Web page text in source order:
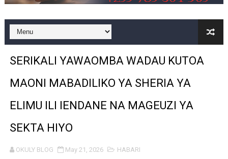
FURSA ZA BIASHARA ZA MABILIONI KATIKA MIGODI
EWURA KANDA YA KATI YATOA WITO KUHUSU LESENI
WATUMISHI WA WIZARA YA FEDHA WATAKIWA
MASHILI AMPONGEZA RAIS SAMIA KWA MAPINDUZI
TANZANIA YAIPONGEZA AFRICA50, YAIMARISHA
SERIKALI YAWAOMBA WADAU KUTOA
MAONI MABADILIKO YA SHERIA YA
ELIMU ILI IENDANE NA MAGEUZI YA
SEKTA HIYO
OKULY BLOG May 21, 2026 HABARI